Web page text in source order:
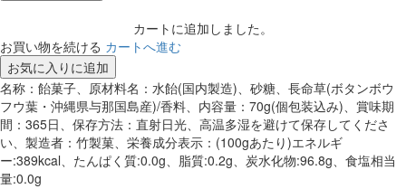
カートに追加しました。
お買い物を続ける カートへ進む
お気に入りに追加
名称：飴菓子、原材料名：水飴(国内製造)、砂糖、長命草(ボタンボウ
フウ葉・沖縄県与那国島産)/香料、内容量：70g(個包装込み)、賞味期
間：365日、保存方法：直射日光、高温多湿を避けて保存してくださ
い、製造者：竹製菓、栄養成分表示：(100gあたり)エネルギ
ー:389kcal、たんぱく質:0.0g、脂質:0.2g、炭水化物:96.8g、食塩相当
量:0.0g